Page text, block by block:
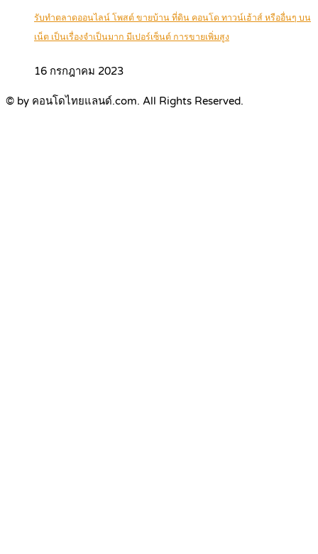
รับทำตลาดออนไลน์ โพสต์ ขายบ้าน ที่ดิน คอนโด ทาวน์เฮ้าส์ หรืออื่นๆ บน
เน็ต เป็นเรื่องจำเป็นมาก มีเปอร์เซ็นต์ การขายเพิ่มสูง
16 กรกฎาคม 2023
© by คอนโดไทยแลนด์.com. All Rights Reserved.